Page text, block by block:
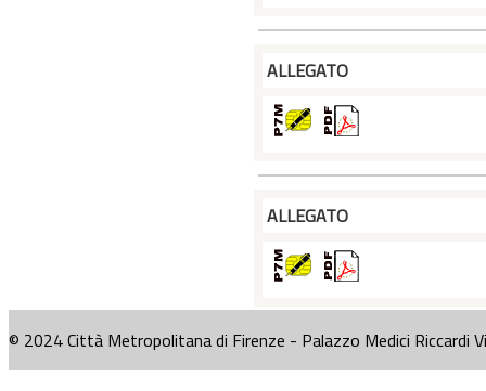
ALLEGATO
ALLEGATO
© 2024 Città Metropolitana di Firenze - Palazzo Medici Riccardi